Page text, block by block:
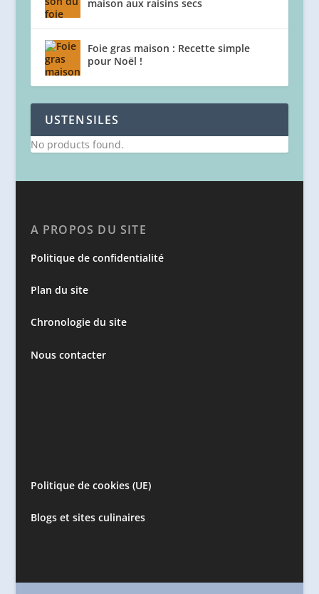
maison aux raisins secs
Foie gras maison : Recette simple
pour Noël !
USTENSILES
No products found.
A PROPOS DU SITE
Politique de confidentialité
Plan du site
Chronologie du site
Nous contacter
Politique de cookies (UE)
Blogs et sites culinaires